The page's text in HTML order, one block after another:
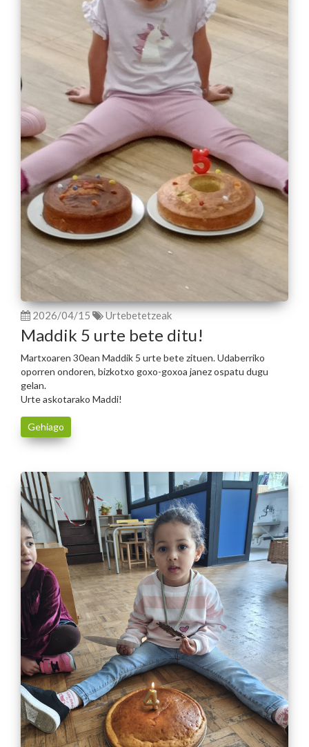
2026/04/15 Urtebetetzeak
Maddik 5 urte bete ditu!
Martxoaren 30ean Maddik 5 urte bete zituen. Udaberriko
oporren ondoren, bizkotxo goxo-goxoa janez ospatu dugu
gelan.
Urte askotarako Maddi!
Gehiago